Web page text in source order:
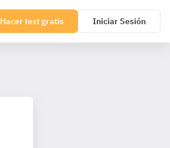
Hacer test gratis Iniciar Sesión